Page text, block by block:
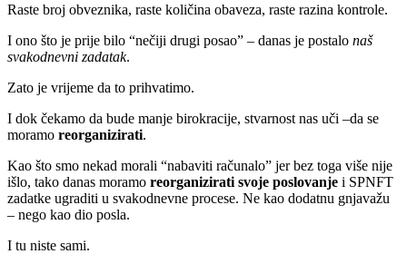
Raste broj obveznika, raste količina obaveza, raste razina kontrole.
I ono što je prije bilo “nečiji drugi posao” – danas je postalo naš
svakodnevni zadatak.
Zato je vrijeme da to prihvatimo.
I dok čekamo da bude manje birokracije, stvarnost nas uči –da se
moramo reorganizirati.
Kao što smo nekad morali “nabaviti računalo” jer bez toga više nije
išlo, tako danas moramo reorganizirati svoje poslovanje i SPNFT
zadatke ugraditi u svakodnevne procese. Ne kao dodatnu gnjavažu
– nego kao dio posla.
I tu niste sami.